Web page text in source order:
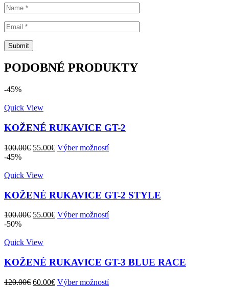
PODOBNÉ PRODUKTY
-45%
Quick View
KOŽENÉ RUKAVICE GT-2
100.00€ Pôvodná
100.00€.
55.00€Aktuálna
Výber možností
-45%
Quick View
KOŽENÉ RUKAVICE GT-2 STYLE
100.00€ Pôvodná
100.00€.
55.00€Aktuálna
Výber možností
-50%
Quick View
KOŽENÉ RUKAVICE GT-3 BLUE RACE
120.00€ Pôvodná
60.00€Aktuálna
Výber možností